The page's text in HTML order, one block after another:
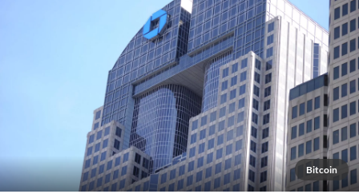
Bitcoin